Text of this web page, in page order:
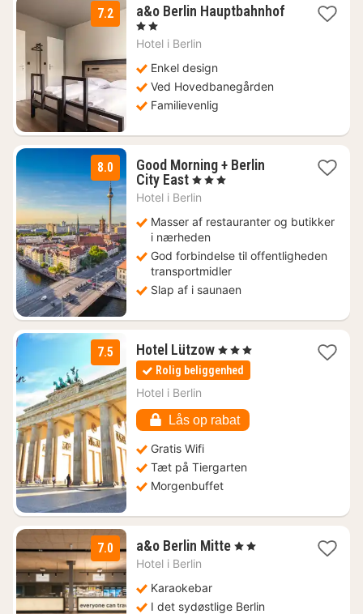
7.2 a&o Berlin Hauptbahnhof2
nætter
, 2 Stjerner
Hotel i Berlin
Enkel design
Ved Hovedbanegården
Familievenlig
8.0
Good Morning + Berlin
City East1
nat
fra
450
kr.
, 3 Stjerner
Hotel i Berlin
Masser af restauranter og butikker
i nærheden
God forbindelse til offentligheden
transportmidler
Slap af i saunaen
7.5 Hotel Lützow1
nat
fra
kr.
, 3 Stjerner
Rolig beliggenhed
Hotel i Berlin
Lås op rabat
Gratis Wifi
Tæt på Tiergarten
Morgenbuffet
7.0 a&o Berlin Mitte2
kr.
, 2 Stjerner
Hotel i Berlin
Karaokebar
I det sydøstlige Berlin